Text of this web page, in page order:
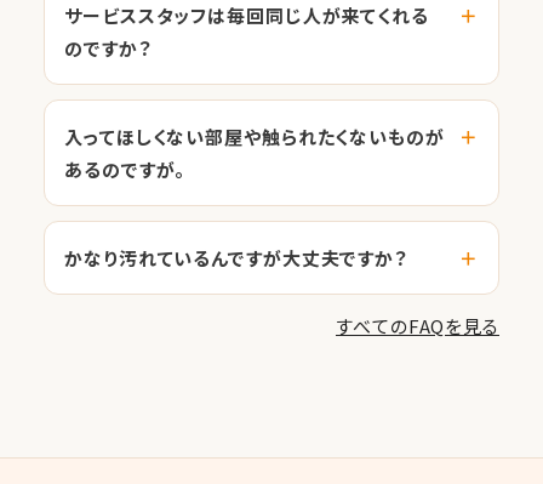
サービススタッフは毎回同じ人が来てくれる
のですか？
入ってほしくない部屋や触られたくないものが
あるのですが。
かなり汚れているんですが大丈夫ですか？
すべてのFAQを見る